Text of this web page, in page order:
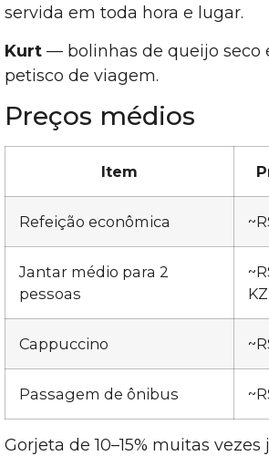
servida em toda hora e lugar.
Kurt — bolinhas de queijo seco
petisco de viagem.
Preços médios
Item
Refeição econômica
Jantar médio para 2
pessoas
Cappuccino
Passagem de ônibus
Gorjeta de 10–15% muitas